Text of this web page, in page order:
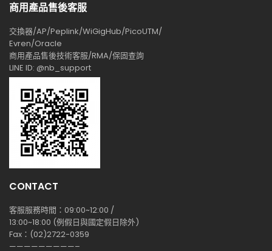
商用產品售後客服
交換器/AP/Peplink/WiGigHub/PicoUTM/
Evren/Oracle
商用產品售後技術客服/RMA/保固查詢
LINE ID: @nb_support
CONTACT
客服服務時間：09:00~12:00 /
13:00~18:00 (例假日與國定假日除外)
Fax：(02)2722-0359
—————————–